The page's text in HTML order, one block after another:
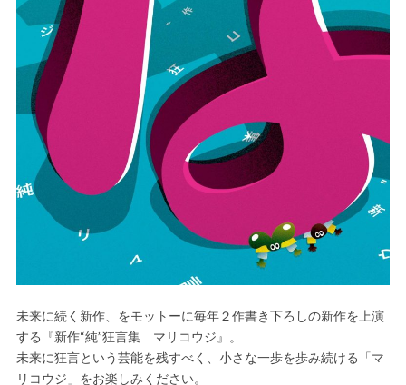
未来に続く新作、をモットーに毎年２作書き下ろしの新作を上演
する『新作“純”狂言集 マリコウジ』。
未来に狂言という芸能を残すべく、小さな一歩を歩み続ける「マ
リコウジ」をお楽しみください。